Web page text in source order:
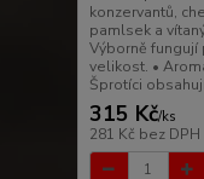
konzervantů,
pamlsek a
Výborně fungují
velikost. •
Šprotíci
315 Kč/ks
281 Kč bez DPH